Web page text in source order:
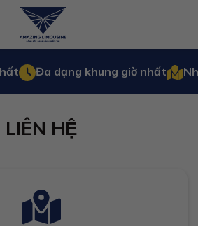
Đa dạng khung giờ nhất
LIÊN HỆ